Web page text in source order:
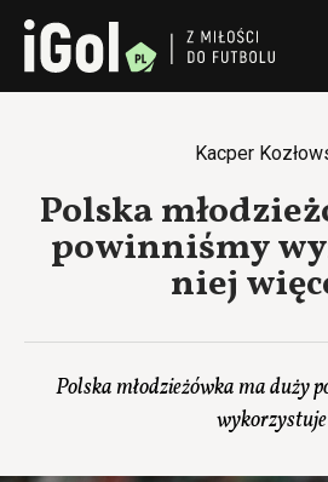
Kacper
Polska
powinniśmy
niej
Polska młodzieżówka ma duży
wykorzystuje